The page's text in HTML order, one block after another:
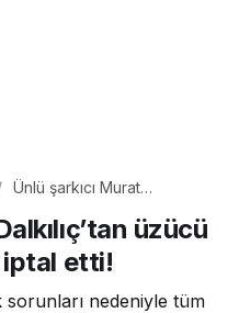
Ünlü şarkıcı Murat
Konserlerini iptal etti!üzücü
etti!
sorunları nedeniyle tüm